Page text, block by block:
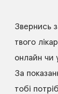
Звернись
твого
онлайн чи
За
тобі